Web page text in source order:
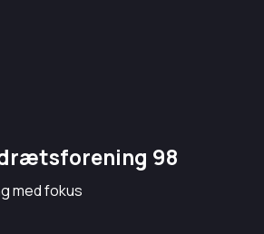
98
med fokus